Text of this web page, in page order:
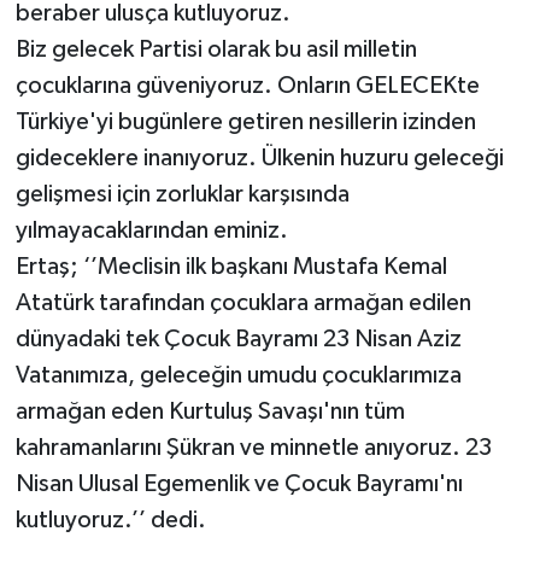
beraber ulusça kutluyoruz.
Biz gelecek Partisi olarak bu asil milletin
çocuklarına güveniyoruz. Onların GELECEKte
Türkiye'yi bugünlere getiren nesillerin izinden
gideceklere inanıyoruz. Ülkenin huzuru geleceği
gelişmesi için zorluklar karşısında
yılmayacaklarından eminiz.
Ertaş; ‘’Meclisin ilk başkanı Mustafa Kemal
Atatürk tarafından çocuklara armağan edilen
dünyadaki tek Çocuk Bayramı 23 Nisan Aziz
Vatanımıza, geleceğin umudu çocuklarımıza
armağan eden Kurtuluş Savaşı'nın tüm
kahramanlarını Şükran ve minnetle anıyoruz. 23
Nisan Ulusal Egemenlik ve Çocuk Bayramı'nı
kutluyoruz.’’ dedi.